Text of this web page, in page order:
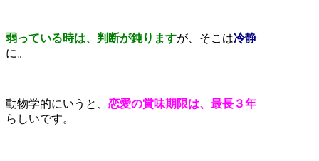
弱っている時は、判断が鈍りますが、そこは冷静
に。
動物学的にいうと、 恋愛の賞味期限は、最長３年
らしいです。